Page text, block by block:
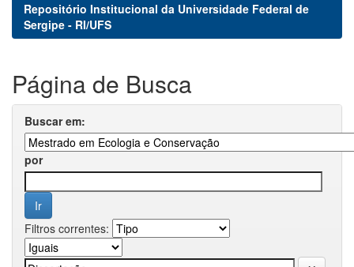
Repositório Institucional da Universidade Federal de
Sergipe - RI/UFS
Página de Busca
Buscar em:
por
Filtros correntes: